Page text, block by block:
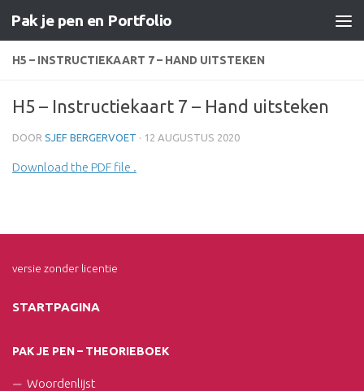
Doorgaan naar inhoud
Pak je pen en Portfolio
H5 – INSTRUCTIEKAART 7 – HAND UITSTEKEN
H5 – Instructiekaart 7 – Hand uitsteken
DOOR SJEF BERGERVOET · 12 AUGUSTUS 2020
Download the PDF file .
versie zonder licentie
STARTPAGINA
PAK JE PEN – THEORIEBOEK
Woordenlijst